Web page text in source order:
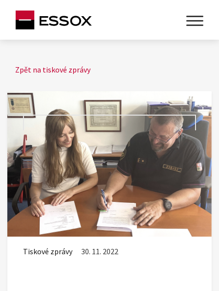
Zpět na tiskové zprávy
Tiskové zprávy 30. 11. 2022